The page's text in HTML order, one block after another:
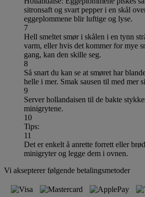
sitronsaft og svart pepper i en skål
eggeplommene blir luftige og lyse.
7
Hell smeltet smør i skålen i en tynn
varm, eller hvis det kommer for mye
gang, kan den skille seg.
8
Så snart du kan se at smøret har
helle i mer. Smak sausen til med mer
9
Server hollandaisen til de bakte
minigrytene.
10
Tips:
11
Det er enkelt å anrette forrett eller
minigryter og legge dem i ovnen.
Vi aksepterer følgende betalingsmetoder